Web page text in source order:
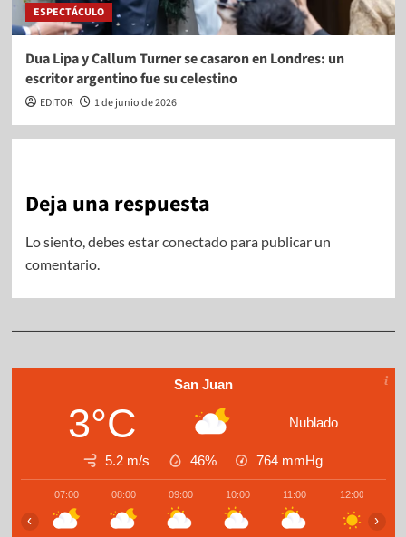
ESPECTÁCULO
Dua Lipa y Callum Turner se casaron en Londres: un
escritor argentino fue su celestino
EDITOR 1 de junio de 2026
Deja una respuesta
Lo siento, debes estarconectadopara publicar un
comentario.
San Juan
3°C Nublado
5.2 m/s 46% 764 mmHg
07:00 08:00 09:00 10:00 11:00 12:00
‹ ›